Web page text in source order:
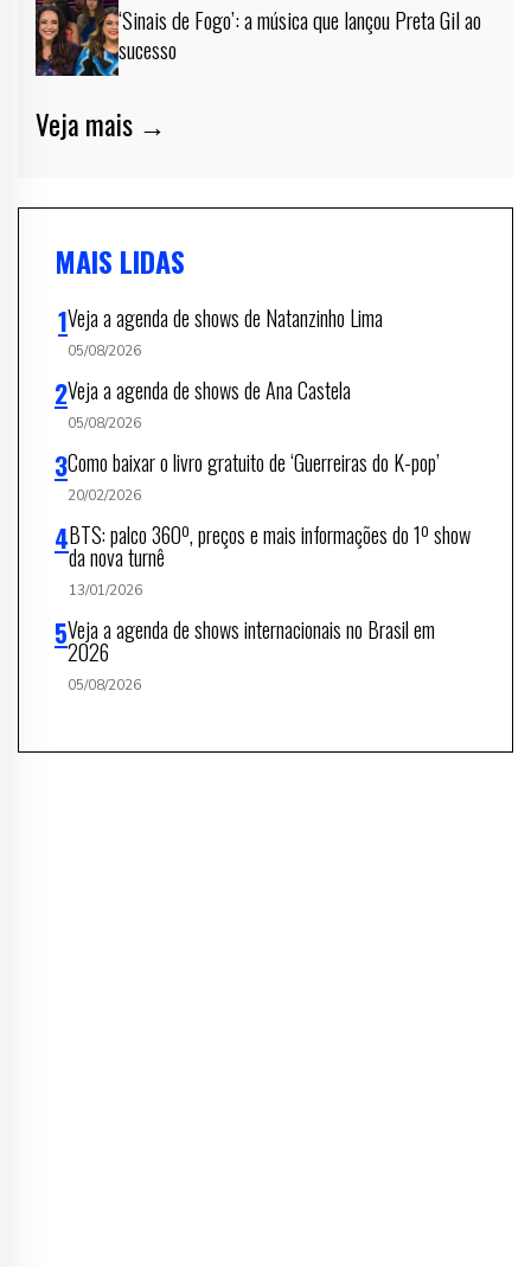
‘Sinais de Fogo’: a música que lançou Preta Gil ao
sucesso
Veja mais →
MAIS LIDAS
Veja a agenda de shows de Natanzinho Lima
05/08/2026
Veja a agenda de shows de Ana Castela
05/08/2026
Como baixar o livro gratuito de ‘Guerreiras do K-pop’
20/02/2026
BTS: palco 360º, preços e mais informações do 1º show
da nova turnê
13/01/2026
Veja a agenda de shows internacionais no Brasil em
2026
05/08/2026